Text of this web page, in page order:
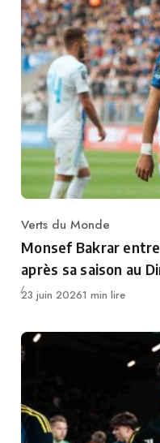
Category
Verts du Monde
Monsef Bakrar
après sa saison au
Publié
23 juin 20261 min lire